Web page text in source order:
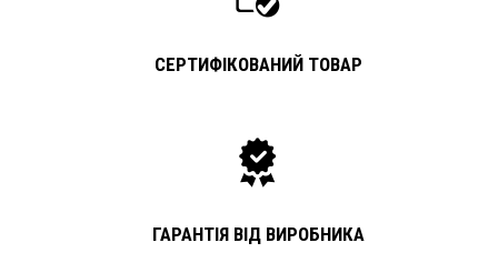
СЕРТИФІКОВАНИЙ ТОВАР
ГАРАНТІЯ ВІД ВИРОБНИКА